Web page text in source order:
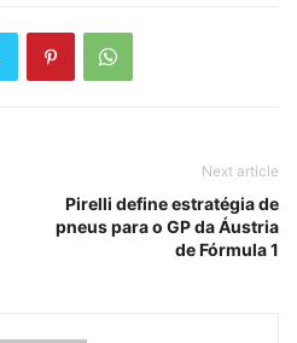
Next article
Pirelli define estratégia de
pneus para o GP da Áustria
de Fórmula 1